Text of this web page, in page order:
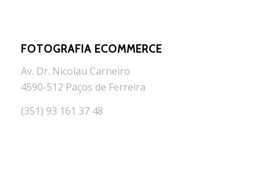
FOTOGRAFIA ECOMMERCE
Av. Dr. Nicolau Carneiro
4590-512 Paços de Ferreira
(351) 93 161 37 48